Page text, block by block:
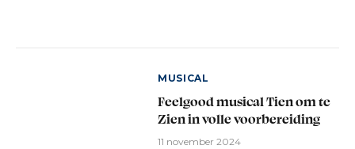
MUSICAL
Feelgood musical Tien om te
Zien in volle voorbereiding
11 november 2024